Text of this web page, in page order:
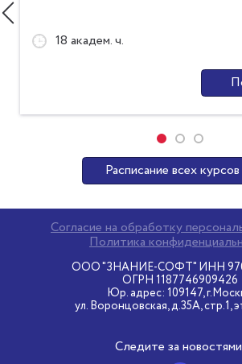
18 академ. ч.
Расписание всех
Согласие на обработку
Политика
ООО "ЗНАНИЕ-СОФТ" ИНН
ОГРН 1187746909426
Юр. адрес: 109147,
ул. Воронцовская, д.35А, стр.1,
Следите за